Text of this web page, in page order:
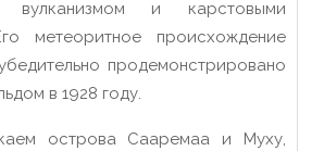
вулканизмом и карстовыми
метеоритное происхождение
продемонстрировано
в 1928 году.
острова Сааремаа и Муху,